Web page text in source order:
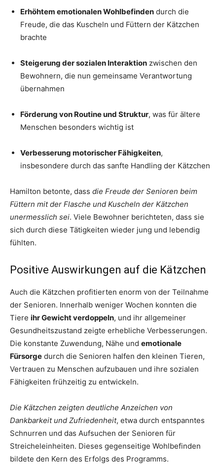
Erhöhtem emotionalen Wohlbefinden durch die
Freude, die das Kuscheln und Füttern der Kätzchen
brachte
Steigerung der sozialen Interaktion zwischen den
Bewohnern, die nun gemeinsame Verantwortung
übernahmen
Förderung von Routine und Struktur, was für ältere
Menschen besonders wichtig ist
Verbesserung motorischer Fähigkeiten,
insbesondere durch das sanfte Handling der Kätzchen
Hamilton betonte, dass die Freude der Senioren beim
Füttern mit der Flasche und Kuscheln der Kätzchen
unermesslich sei. Viele Bewohner berichteten, dass sie
sich durch diese Tätigkeiten wieder jung und lebendig
fühlten.
Positive Auswirkungen auf die Kätzchen
Auch die Kätzchen profitierten enorm von der Teilnahme
der Senioren. Innerhalb weniger Wochen konnten die
Tiere ihr Gewicht verdoppeln, und ihr allgemeiner
Gesundheitszustand zeigte erhebliche Verbesserungen.
Die konstante Zuwendung, Nähe und emotionale
Fürsorge durch die Senioren halfen den kleinen Tieren,
Vertrauen zu Menschen aufzubauen und ihre sozialen
Fähigkeiten frühzeitig zu entwickeln.
Die Kätzchen zeigten deutliche Anzeichen von
Dankbarkeit und Zufriedenheit, etwa durch entspanntes
Schnurren und das Aufsuchen der Senioren für
Streicheleinheiten. Dieses gegenseitige Wohlbefinden
bildete den Kern des Erfolgs des Programms.